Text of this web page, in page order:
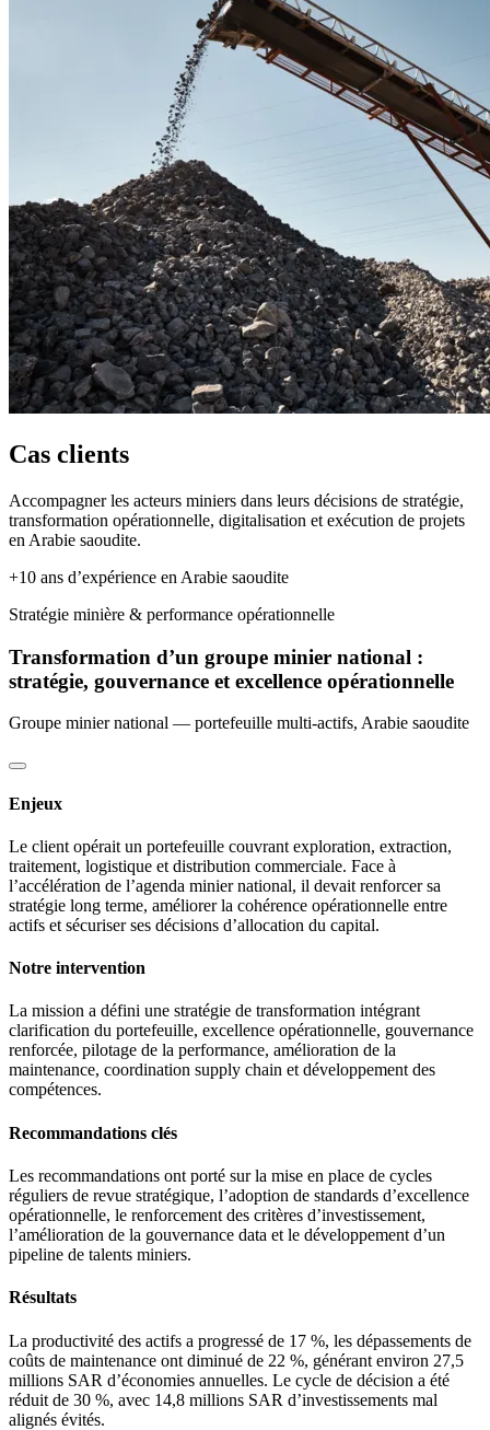
Cas clients
Accompagner les acteurs miniers dans leurs décisions de stratégie,
transformation opérationnelle, digitalisation et exécution de projets
en Arabie saoudite.
+10 ans d’expérience en Arabie saoudite
Stratégie minière & performance opérationnelle
Transformation d’un groupe minier national :
stratégie, gouvernance et excellence opérationnelle
Groupe minier national — portefeuille multi-actifs, Arabie saoudite
Enjeux
Le client opérait un portefeuille couvrant exploration, extraction,
traitement, logistique et distribution commerciale. Face à
l’accélération de l’agenda minier national, il devait renforcer sa
stratégie long terme, améliorer la cohérence opérationnelle entre
actifs et sécuriser ses décisions d’allocation du capital.
Notre intervention
La mission a défini une stratégie de transformation intégrant
clarification du portefeuille, excellence opérationnelle, gouvernance
renforcée, pilotage de la performance, amélioration de la
maintenance, coordination supply chain et développement des
compétences.
Recommandations clés
Les recommandations ont porté sur la mise en place de cycles
réguliers de revue stratégique, l’adoption de standards d’excellence
opérationnelle, le renforcement des critères d’investissement,
l’amélioration de la gouvernance data et le développement d’un
pipeline de talents miniers.
Résultats
La productivité des actifs a progressé de 17 %, les dépassements de
coûts de maintenance ont diminué de 22 %, générant environ 27,5
millions SAR d’économies annuelles. Le cycle de décision a été
réduit de 30 %, avec 14,8 millions SAR d’investissements mal
alignés évités.